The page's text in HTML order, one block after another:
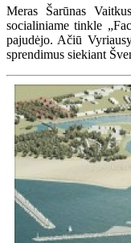
Meras Šarūnas
socialiniame tinkle
pajudėjo. Ačiū
sprendimus siekiant